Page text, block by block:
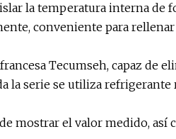
la temperatura interna de
conveniente para
Tecumseh, capaz de
la serie se utiliza refrigerante
mostrar el valor medido, así